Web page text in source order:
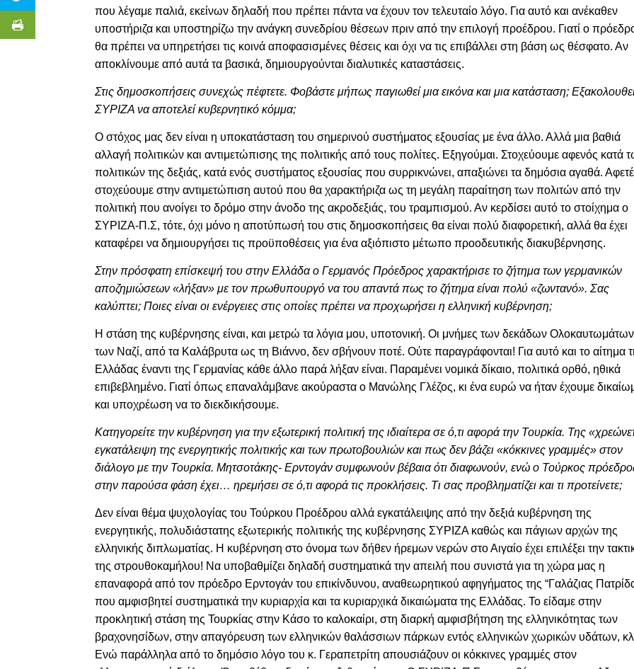
που λέγαμε παλιά, εκείνων δηλαδή που πρέπει πάντα να έχουν τον τελευταίο λόγο. Για αυτό και ανέκαθεν
υποστήριζα και υποστηρίζω την ανάγκη συνεδρίου θέσεων πριν από την επιλογή προέδρου. Γιατί ο
θα πρέπει να υπηρετήσει τις κοινά αποφασισμένες θέσεις και όχι να τις επιβάλλει στη βάση ως θέσφατο. Αν
αποκλίνουμε από αυτά τα βασικά,δημιουργούνται διαλυτικές καταστάσεις.
Στις δημοσκοπήσεις συνεχώς πέφτετε. Φοβάστε μήπως παγιωθεί μια εικόνα και μια κατάσταση;
ΣΥΡΙΖΑ να αποτελεί κυβερνητικό κόμμα;
Ο στόχος μας δεν είναι η υποκατάσταση του σημερινού συστήματος εξουσίας με ένα άλλο. Αλλά μια βαθιά
αλλαγή πολιτικών και αντιμετώπισης της πολιτικής από τους πολίτες. Εξηγούμαι. Στοχεύουμε αφενός κατά
πολιτικών της δεξιάς, κατά ενός συστήματος εξουσίας που συρρικνώνει, απαξιώνει τα δημόσια αγαθά.
στοχεύουμε στην αντιμετώπιση αυτού που θα χαρακτήριζα ως τη μεγάλη παραίτηση των πολιτών από την
πολιτική που ανοίγει το δρόμο στην άνοδο της ακροδεξιάς, του τραμπισμού. Αν κερδίσει αυτό το στοίχημα ο
ΣΥΡΙΖΑ-Π.Σ, τότε, όχι μόνο η αποτύπωσή του στις δημοσκοπήσεις θα είναι πολύ διαφορετική, αλλά θα έχει
καταφέρει να δημιουργήσει τις προϋποθέσεις για ένα αξιόπιστο μέτωπο προοδευτικής διακυβέρνησης.
Στην πρόσφατη επίσκεψή του στην Ελλάδα ο Γερμανός Πρόεδρος χαρακτήρισε το ζήτημα των γερμανικών
αποζημιώσεων «λήξαν» με τον πρωθυπουργό να του απαντά πως το ζήτημα είναι πολύ «ζωντανό». Σας
καλύπτει; Ποιες είναι οι ενέργειες στις οποίες πρέπει να προχωρήσει η ελληνική κυβέρνηση;
Η στάση της κυβέρνησης είναι, και μετρώ τα λόγια μου, υποτονική. Οι μνήμες των δεκάδων Ολοκαυτωμάτων
των Ναζί, από τα Καλάβρυτα ως τη Βιάννο, δεν σβήνουν ποτέ. Ούτε παραγράφονται! Για αυτό και τοαίτημα
Ελλάδας έναντι της Γερμανίας κάθε άλλο παρά λήξαν είναι. Παραμένει νομικά δίκαιο, πολιτικά ορθό, ηθικά
επιβεβλημένο. Γιατί όπως επαναλάμβανε ακούραστα ο Μανώλης Γλέζος, κιένα ευρώ να ήταν έχουμε
και υποχρέωση να το διεκδικήσουμε.
Κατηγορείτε την κυβέρνηση για την εξωτερική πολιτική της ιδιαίτερα σε ό,τι αφορά την Τουρκία. Της
εγκατάλειψη της ενεργητικής πολιτικής και των πρωτοβουλιών και πως δεν βάζει «κόκκινες γραμμές» στον
διάλογο με την Τουρκία. Μητσοτάκης- Ερντογάν συμφωνούν βέβαια ότι διαφωνούν, ενώ ο Τούρκος
στην παρούσα φάση έχει… ηρεμήσει σε ό,τι αφορά τις προκλήσεις. Τι σας προβληματίζει και τι προτείνετε;
Δεν είναι θέμα ψυχολογίας του Τούρκου Προέδρου αλλάεγκατάλειψης από την δεξιά κυβέρνηση της
ενεργητικής, πολυδιάστατης εξωτερικής πολιτικής της κυβέρνησης ΣΥΡΙΖΑ καθώς και πάγιων αρχών της
ελληνικής διπλωματίας. Η κυβέρνηση στο όνομα των δήθεν ήρεμων νερών στο Αιγαίο έχει επιλέξει την
της στρουθοκαμήλου! Να υποβαθμίζει δηλαδή συστηματικά την απειλή που συνιστά για τη χώρα μας η
επαναφορά από τον πρόεδρο Ερντογάντου επικίνδυνου, αναθεωρητικού αφηγήματος της “Γαλάζιας
που αμφισβητεί συστηματικά την κυριαρχία και τα κυριαρχικά δικαιώματα της Ελλάδας. Το είδαμε στην
προκλητική στάση της Τουρκίας στην Κάσο το καλοκαίρι, στη διαρκή αμφισβήτηση της ελληνικότητας των
βραχονησίδων, στην απαγόρευση των ελληνικών θαλάσσιων πάρκων εντός ελληνικών χωρικών υδάτων,
Ενώ παράλληλα από το δημόσιο λόγο του κ. Γεραπετρίτη απουσιάζουν οι κόκκινες γραμμές στον